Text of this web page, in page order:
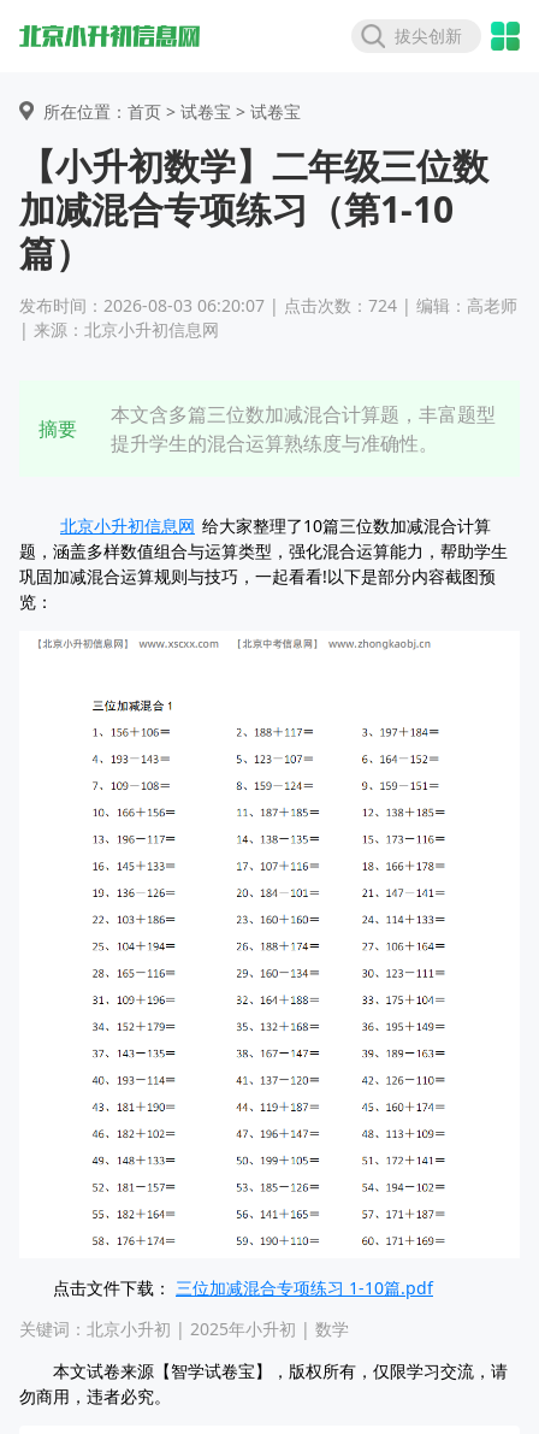
拔尖创新
所在位置：首页 > 试卷宝 > 试卷宝
【小升初数学】二年级三位数
加减混合专项练习（第1-10
篇）
发布时间：2026-08-03 06:20:07 | 点击次数：724 | 编辑：高老师
| 来源：北京小升初信息网
摘要
本文含多篇三位数加减混合计算题，丰富题型
提升学生的混合运算熟练度与准确性。
北京小升初信息网 给大家整理了10篇三位数加减混合计算
题，涵盖多样数值组合与运算类型，强化混合运算能力，帮助学生
巩固加减混合运算规则与技巧，一起看看!以下是部分内容截图预
览：
点击文件下载： 三位加减混合专项练习 1-10篇.pdf
关键词： 北京小升初 | 2025年小升初 | 数学
本文试卷来源【智学试卷宝】，版权所有，仅限学习交流，请
勿商用，违者必究。